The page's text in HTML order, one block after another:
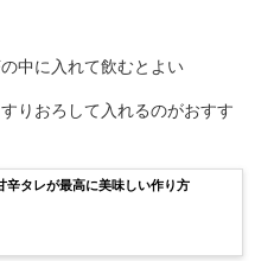
中に入れて飲むとよい
りおろして入れるのがおすす
辛タレが最高に美味しい作り方